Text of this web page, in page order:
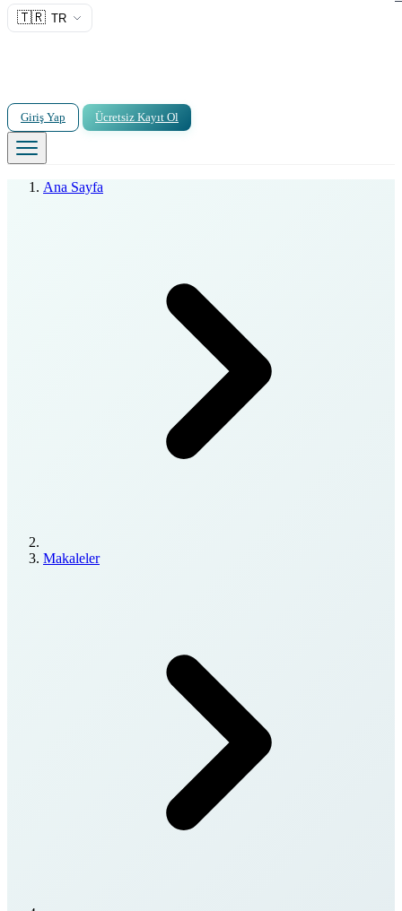
🇹🇷 TR
Giriş Yap Ücretsiz Kayıt Ol
Ana Sayfa
Makaleler